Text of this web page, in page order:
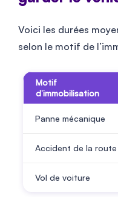
Voici les durées
selon le motif de
Motif
d’immobilisation
Panne mécanique
Accident de la route
Vol de voiture